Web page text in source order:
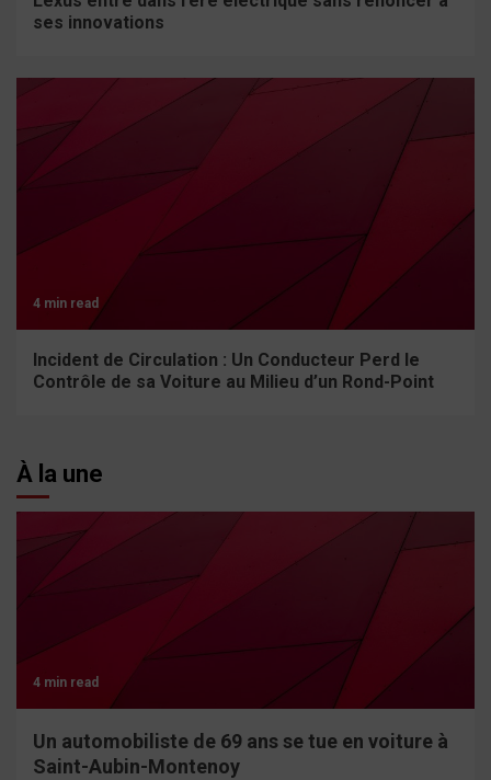
ses innovations
4 min read
Incident de Circulation : Un Conducteur Perd le
Contrôle de sa Voiture au Milieu d’un Rond-Point
À la une
4 min read
Un automobiliste de 69 ans se tue en voiture à
Saint-Aubin-Montenoy